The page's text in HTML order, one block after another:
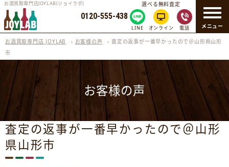
メニュー
お酒買取専門店JOYLAB(ジョイラボ)
0120-555-438
選べる無料査定
LINE オンライン 電話
お酒買取専門店 JOYLAB › お客様の声 ›査定の返事が一番早かったので＠山形県山形
市
お客様の声
査定の返事が一番早かったので＠山形
県山形市